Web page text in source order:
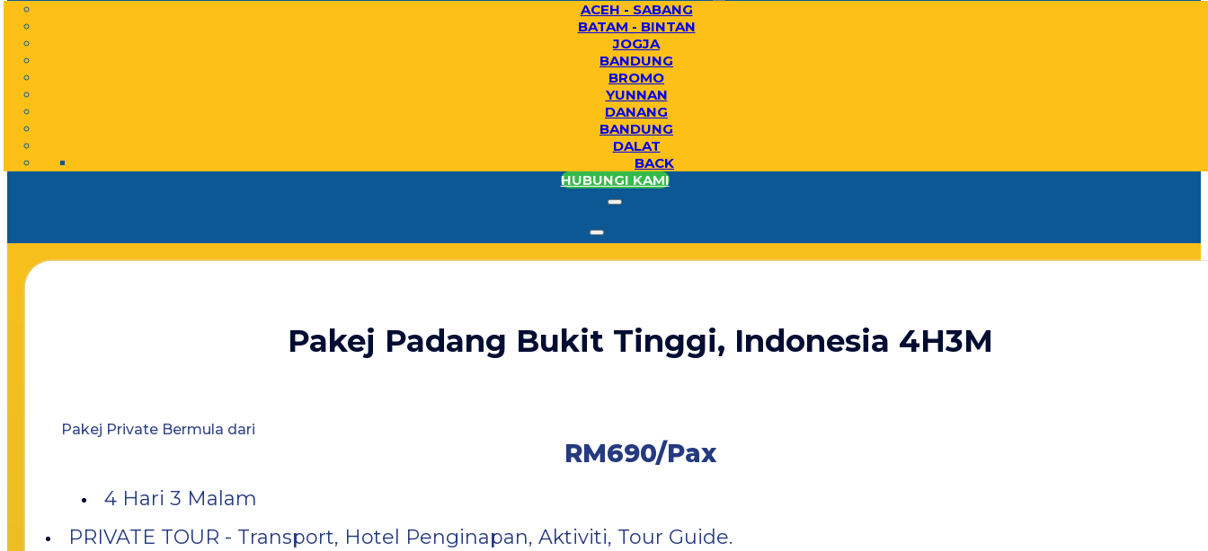
ACEH - SABANG
BATAM - BINTAN
JOGJA
BANDUNG
BROMO
YUNNAN
DANANG
BANDUNG
DALAT
BACK
HUBUNGI KAMI
Pakej Padang Bukit Tinggi, Indonesia 4H3M
Pakej Private Bermula dari
RM690/Pax
4 Hari 3 Malam
PRIVATE TOUR - Transport, Hotel Penginapan, Aktiviti, Tour Guide.